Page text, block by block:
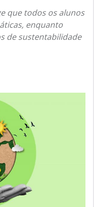
que todos os alunos
enquanto
de sustentabilidade